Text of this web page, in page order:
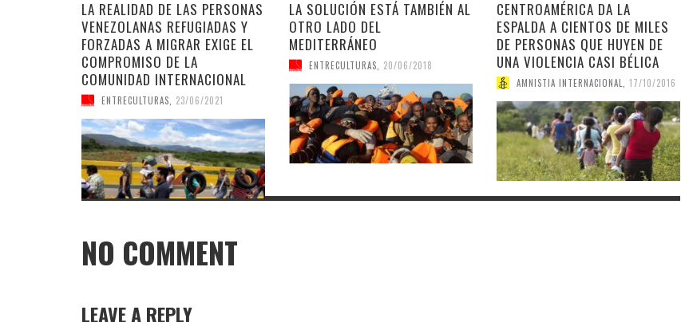
LA REALIDAD DE LAS PERSONAS
VENEZOLANAS REFUGIADAS Y
FORZADAS A MIGRAR EXIGE EL
COMPROMISO DE LA
COMUNIDAD INTERNACIONAL
ENTRECULTURAS 23/06/2021
LA SOLUCIÓN ESTÁ TAMBIÉN AL
OTRO LADO DEL
MEDITERRÁNEO
ENTRECULTURAS 20/06/2018
CENTROAMÉRICA DA LA
ESPALDA A CIENTOS DE MILES
DE PERSONAS QUE HUYEN DE
UNA VIOLENCIA CASI BÉLICA
AMNISTIA INTERNACIONAL 17/10/2016
NO COMMENT
LEAVE A REPLY